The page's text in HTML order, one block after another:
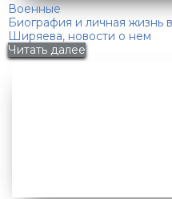
Военные
Биография и личная жизнь
Ширяева, новости о нем
Читать далее